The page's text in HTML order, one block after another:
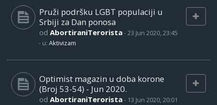
Pruži podršku LGBT populaciji u
Srbiji za Dan ponosa
od AbortiraniTerorista-23 Jun 2020, 23:45
- u: Aktivizam
Optimist magazin u doba korone
(Broj 53-54) - Jun 2020.
od AbortiraniTerorista- 13 Jun 2020, 20:01